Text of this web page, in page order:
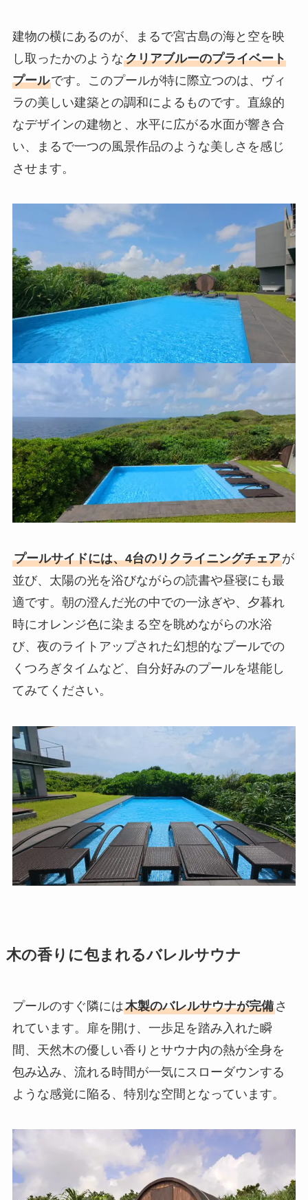
建物の横にあるのが、まるで宮古島の海と空を映
し取ったかのようなクリアブルーのプライベート
プールです。このプールが特に際立つのは、ヴィ
ラの美しい建築との調和によるものです。直線的
なデザインの建物と、水平に広がる水面が響き合
い、まるで一つの風景作品のような美しさを感じ
させます。
プールサイドには、4台のリクライニングチェアが
並び、太陽の光を浴びながらの読書や昼寝にも最
適です。朝の澄んだ光の中での一泳ぎや、夕暮れ
時にオレンジ色に染まる空を眺めながらの水浴
び、夜のライトアップされた幻想的なプールでの
くつろぎタイムなど、自分好みのプールを堪能し
てみてください。
木の香りに包まれるバレルサウナ
プールのすぐ隣には木製のバレルサウナが完備さ
れています。扉を開け、一歩足を踏み入れた瞬
間、天然木の優しい香りとサウナ内の熱が全身を
包み込み、流れる時間が一気にスローダウンする
ような感覚に陥る、特別な空間となっています。